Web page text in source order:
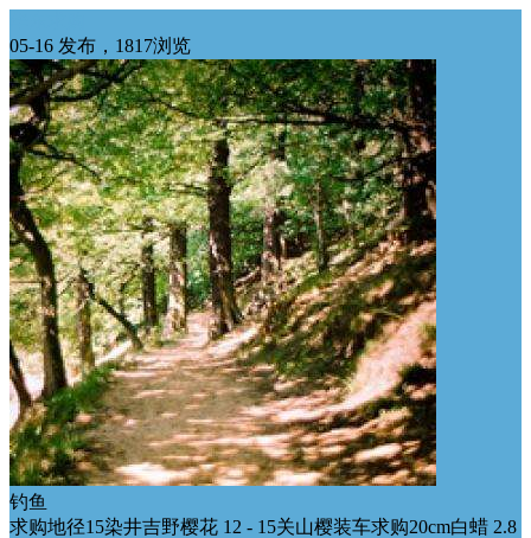
05-16 发布，1817浏览
钓鱼
求购地径15染井吉野樱花 12 - 15关山樱装车求购20cm白蜡 2.8